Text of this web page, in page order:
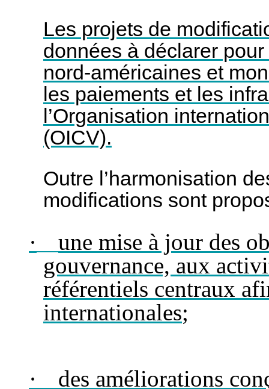
Les projets de
données à déclarer
nord-américaines et
les paiements et les
l’Organisation
(OICV).
Outre l’harmonisation
modifications sont
·
une mise à jour des
gouvernance, aux
référentiels centraux
internationales;
·
des améliorations